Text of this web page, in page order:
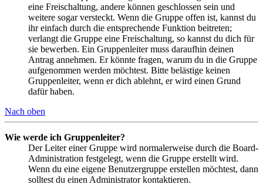
eine Freischaltung, andere können geschlossen sein und
weitere sogar versteckt. Wenn die Gruppe offen ist, kannst du
ihr einfach durch die entsprechende Funktion beitreten;
verlangt die Gruppe eine Freischaltung, so kannst du dich für
sie bewerben. Ein Gruppenleiter muss daraufhin deinen
Antrag annehmen. Er könnte fragen, warum du in die Gruppe
aufgenommen werden möchtest. Bitte belästige keinen
Gruppenleiter, wenn er dich ablehnt, er wird einen Grund
dafür haben.
Nach oben
Wie werde ich Gruppenleiter?
Der Leiter einer Gruppe wird normalerweise durch die Board-
Administration festgelegt, wenn die Gruppe erstellt wird.
Wenn du eine eigene Benutzergruppe erstellen möchtest, dann
solltest du einen Administrator kontaktieren.